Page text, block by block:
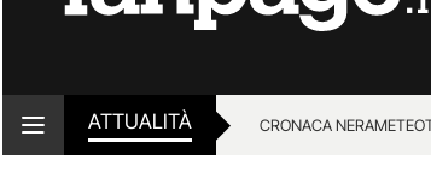
ATTUALITÀ CRONACA NERAMETEO